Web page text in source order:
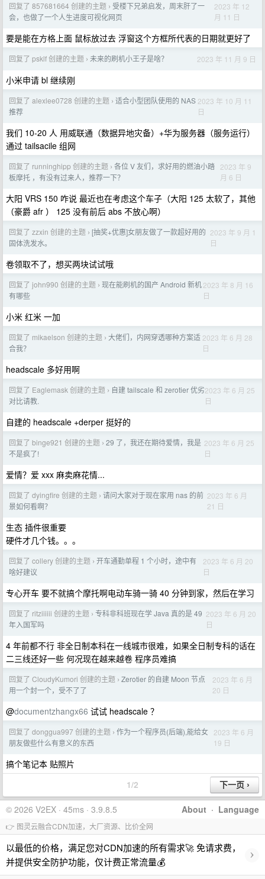
回复了 857681664 创建的主题 › 受楼下兄弟启发，周末肝了一
会，也做了一个人生进度可视化网页
2023 年 12
月 11 日
要是能在方格上面 鼠标放过去 浮窗这个方框所代表的日期就更好了
回复了 psklf 创建的主题 › 未来的刷机小王子是啥？ 2023 年 11 月 9 日
小米申请 bl 继续刚
回复了 alexlee0728 创建的主题 › 适合小型团队使用的 NAS
推荐
2023 年 10 月 11
日
我们 10-20 人 用威联通（数据异地灾备）+华为服务器（服务运行）
通过 tailsacile 组网
回复了 runninghipp 创建的主题 › 各位 V 友们，求好用的燃油小踏
板摩托 ，有没有过来人，推荐一下？
2023 年 9
月 6 日
大阳 VRS 150 咋说 最近也在考虑这个车子（大阳 125 太软了，其他
（豪爵 afr ） 125 没有前后 abs 不放心啊）
回复了 zzxin 创建的主题 › [抽奖+优惠]女朋友做了一款超好用的
固体洗发水。
2023 年 9 月 1
日
卷领取不了，想买两块试试哦
回复了 john990 创建的主题 › 现在能刷机的国产 Android 新机
有哪些
2023 年 8 月 16
日
小米 红米 一加
回复了 mikaelson 创建的主题 › 大佬们，内网穿透哪种方案适
合我？
2023 年 6 月 28
日
headscale 多好用啊
回复了 Eaglemask 创建的主题 › 自建 tailscale 和 zerotier 优劣
对比请教.
2023 年 6 月 25
日
自建的 headscale +derper 挺好的
回复了 binge921 创建的主题 › 29 了，我还在期待爱情，我是
不是疯了!
2023 年 6 月 25
日
爱情？爱 xxx 麻卖麻花情...
回复了 dyingfire 创建的主题 › 请问大家对于现在家用 nas 的前
景如何看啊？
2023 年 6 月
21 日
生态 插件很重要
硬件才几个钱。。。
回复了 collery 创建的主题 › 开车通勤单程 1 个小时，途中有
啥好建议
2023 年 6 月 20
日
专心开车 要不就搞个摩托啊电动车骑一骑 40 分钟到家，然后在学习
回复了 ritziiiiii 创建的主题 › 专科非科班现在学 Java 真的是 49
年入国军吗
2023 年 6 月 20
日
4 年前都不行 非全日制本科在一线城市很难，如果全日制专科的话在
二三线还好一些 何况现在越来越卷 程序员难搞
回复了 CloudyKumori 创建的主题 › Zerotier 的自建 Moon 节点
用一个封一个，受不了了
2023 年 6 月
20 日
@documentzhangx66 试试 headscale ？
回复了 donggua997 创建的主题 › 作为一个程序员(后端),能给女
朋友做些什么有意义的东西
2023 年 6 月
19 日
搞个笔记本 贴照片
1/2
About · Language
© 2026 V2EX · 45ms · 3.9.8.5
👉 图灵云融合CDN加速，大厂资源、比价全网
以最低的价格，满足您对CDN加速的所有需求🚀 免请求费，
并提供安全防护功能，仅计费正常流量💰
›